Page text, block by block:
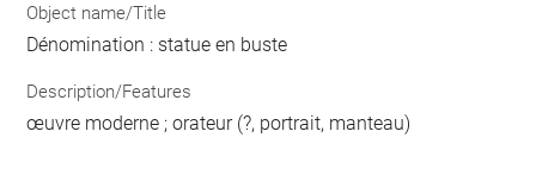
Object name/Title
Dénomination : statue en buste
Description/Features
œuvre moderne ; orateur (?, portrait, manteau)